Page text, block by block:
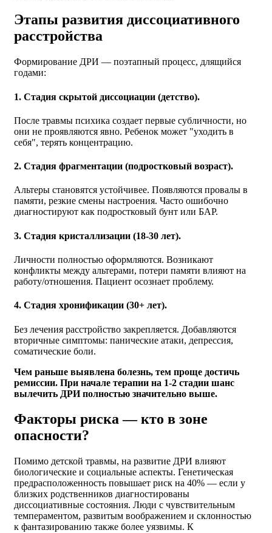
Этапы развития диссоциативного
расстройства
Формирование ДРИ — поэтапный процесс, длящийся
годами:
1. Стадия скрытой диссоциации (детство).
После травмы психика создает первые субличности, но
они не проявляются явно. Ребенок может "уходить в
себя", терять концентрацию.
2. Стадия фрагментации (подростковый возраст).
Альтеры становятся устойчивее. Появляются провалы в
памяти, резкие смены настроения. Часто ошибочно
диагностируют как подростковый бунт или БАР.
3. Стадия кристаллизации (18-30 лет).
Личности полностью оформляются. Возникают
конфликты между альтерами, потери памяти влияют на
работу/отношения. Пациент осознает проблему.
4. Стадия хронификации (30+ лет).
Без лечения расстройство закрепляется. Добавляются
вторичные симптомы: панические атаки, депрессия,
соматические боли.
Чем раньше выявлена болезнь, тем проще достичь
ремиссии. При начале терапии на 1-2 стадии шанс
вылечить ДРИ полностью значительно выше.
Факторы риска — кто в зоне
опасности?
Помимо детской травмы, на развитие ДРИ влияют
биологические и социальные аспекты. Генетическая
предрасположенность повышает риск на 40% — если у
близких родственников диагностированы
диссоциативные состояния. Люди с чувствительным
темпераментом, развитым воображением и склонностью
к фантазированию также более уязвимы. К